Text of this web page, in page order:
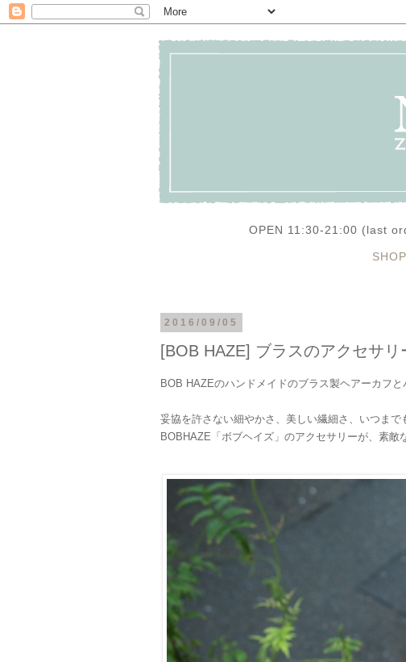
OPEN 11:30-21:00 (last
2016/09/05
[BOB HAZE] ブラスのアクセサリ
BOB HAZEのハンドメイドのブラス製ヘアーカフと
妥協を許さない細やかさ、美しい繊細さ、いつまで
BOBHAZE「ボブヘイズ」のアクセサリーが、素敵